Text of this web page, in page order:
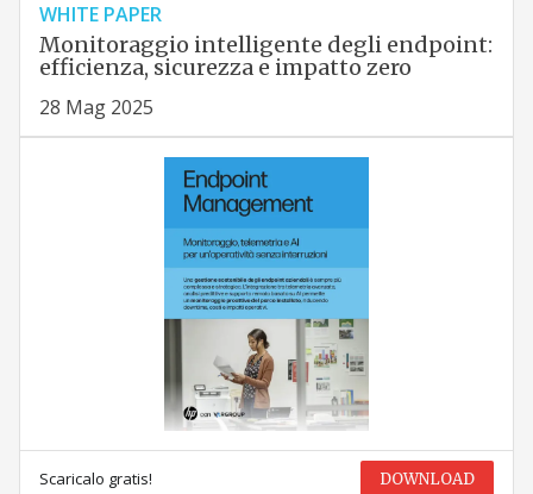
WHITE PAPER
Monitoraggio intelligente degli endpoint:
efficienza, sicurezza e impatto zero
28 Mag 2025
Scaricalo gratis! DOWNLOAD